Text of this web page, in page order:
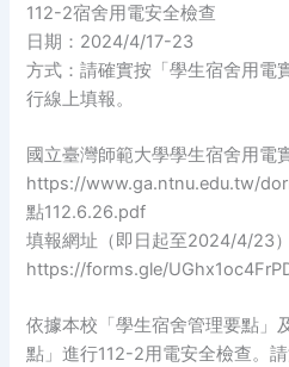
112-2宿舍用電安全檢查
日期：2024/4/17-23
方式：請確實按「學生宿舍用電
行線上填報。
國立臺灣師範大學學生宿舍用電
https://www.ga.ntnu.edu.tw/
點112.6.26.pdf
填報網址（即日起至2024/4/23）
https://forms.gle/
依據本校「學生宿舍管理要點」
點」進行112-2用電安全檢查。